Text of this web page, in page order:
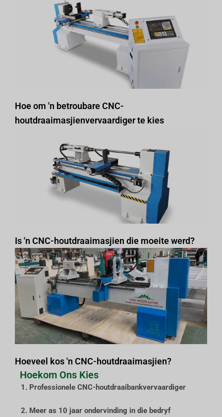
Hoe om 'n betroubare CNC-
houtdraaimasjienvervaardiger te kies
Is 'n CNC-houtdraaimasjien die moeite werd?
Hoeveel kos 'n CNC-houtdraaimasjien?
Hoekom Ons Kies
1. Professionele CNC-houtdraaibankvervaardiger
2. Meer as 10 jaar ondervinding in die bedryf